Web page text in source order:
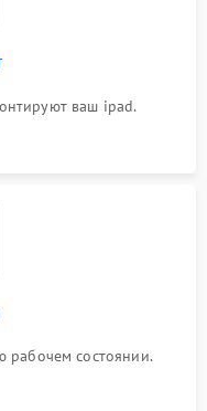
ваш ipad.
рабочем состоянии.